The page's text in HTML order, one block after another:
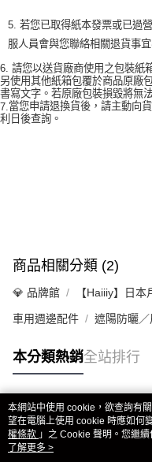
5. 若您已取得紙本發票或已過
服人員會與您聯絡相關退貨事宜
6. 請您以送貨廠商使用之包裝紙
另使用其他紙箱包覆於商品原廠
書寫文字。若原廠包裝損毀將無
7.當您申請退換貨後，請主動向
利日後查詢。
商品相關分類 (2)
💎 品牌館 【Haiiiy】日
車用週邊配件 遮陽防曬／
本分類熱銷全站排行
熱門標籤
本網站中使用 cookie，欲查詢有
望在電腦上使用 cookie 時應如何
權條款 」之 Cookie 聲明。您繼
用條款之 Cookie 聲明使用 cookie
了解更多 >